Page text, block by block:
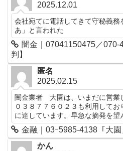
2025.12.01
会社宛てに電話してきて守秘義
あ」と言われた
闇金｜07041150475／070-
判】
匿名
2025.02.15
闇金業者 大園は、いまだに営業
０３８７７６０２３も利用して
に達しています。早急な摘発を望
金融｜03ｰ5985-4138「大
かん